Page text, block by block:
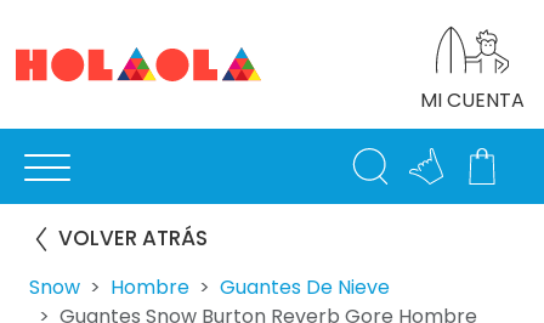
MI CUENTA
VOLVER ATRÁS
Snow Hombre
Guantes De Nieve
Guantes Snow Burton Reverb Gore Hombre